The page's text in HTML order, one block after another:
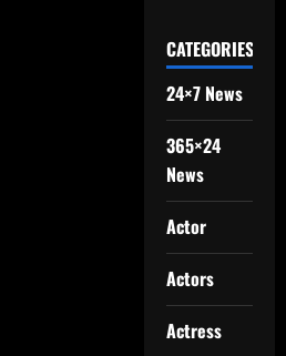
CATEGORIES
24×7 News
365×24
News
Actor
Actors
Actress